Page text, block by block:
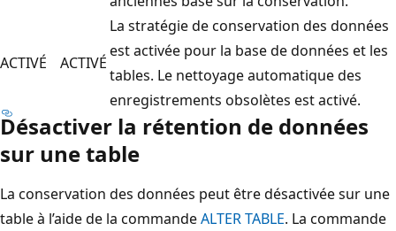
ACTIVÉ ACTIVÉ
La stratégie de conservation des données
est activée pour la base de données et les
tables. Le nettoyage automatique des
enregistrements obsolètes est activé.
Désactiver la rétention de données
sur une table
La conservation des données peut être désactivée sur une
table à l’aide de la commandeALTER TABLE. La commande